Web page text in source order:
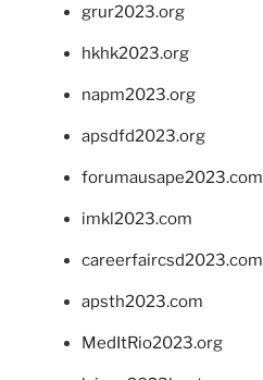
grur2023.org
hkhk2023.org
napm2023.org
apsdfd2023.org
forumausape2023.com
imkl2023.com
careerfaircsd2023.com
apsth2023.com
MedItRio2023.org